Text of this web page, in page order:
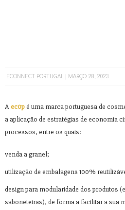
ECONNECT PORTUGAL MARÇO 28, 2023
Aec0pé uma marca portuguesa de
a aplicação de estratégias de economia
processos, entre os quais:
venda a granel;
utilização de embalagens 100%
design para modularidade dos produtos
saboneteiras), de forma a facilitar a sua